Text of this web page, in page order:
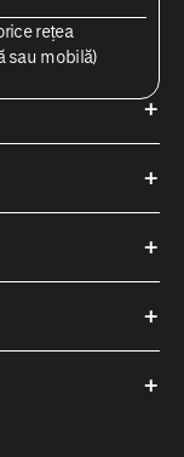
rețea
sau mobilă)